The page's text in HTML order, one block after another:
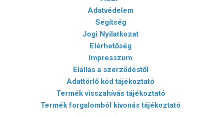
Adatvédelem
Segítség
Jogi Nyilatkozat
Elérhetőség
Impresszum
Elállás a szerződéstől
Adattörlő kód tájékoztató
Termék visszahívás tájékoztató
Termék forgalomból kivonás tájékoztató